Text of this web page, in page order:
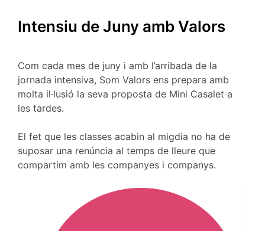
Intensiu de Juny amb Valors
Com cada mes de juny i amb l’arribada de la
jornada intensiva, Som Valors ens prepara amb
molta il·lusió la seva proposta de Mini Casalet a
les tardes.
El fet que les classes acabin al migdia no ha de
suposar una renúncia al temps de lleure que
compartim amb les companyes i companys.